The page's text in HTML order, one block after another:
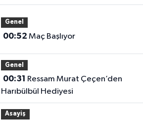
Genel
00:52 Maç Başlıyor
Genel
00:31
Harıbülbül Hediyesi
Asayiş